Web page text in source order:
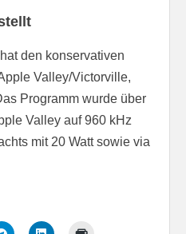
den konservativen
Valley/Victorville,
Programm wurde über
Valley auf 960 kHz
mit 20 Watt sowie via